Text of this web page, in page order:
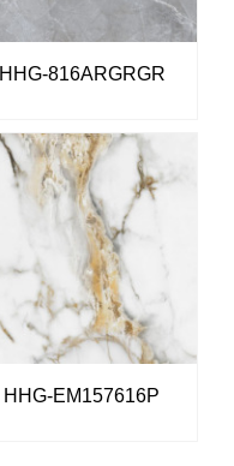
HHG-816ARGRGR
HHG-EM157616P